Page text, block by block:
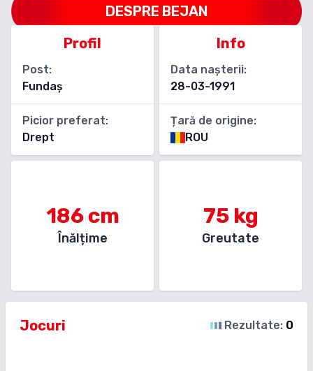
DESPRE BEJAN
Profil
Post:
Fundaș
Picior preferat:
Drept
Info
Data nașterii:
28-03-1991
Țară de origine:
ROU
186cm
Înălțime
75kg
Greutate
Jocuri Rezultate: 0